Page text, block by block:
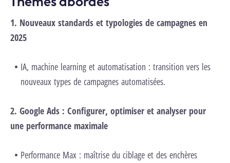
1. Nouveaux standards et typologies de campagnes en
2025
IA, machine learning et automatisation : transition vers les
nouveaux types de campagnes automatisées.
2. Google Ads : Configurer, optimiser et analyser pour
une performance maximale
Performance Max : maîtrise du ciblage et des enchères